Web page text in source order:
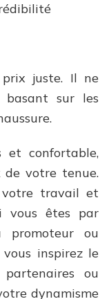
juste. Il ne
basant sur les
et confortable,
votre tenue.
votre travail et
vous êtes par
promoteur ou
inspirez le
ou
dynamisme